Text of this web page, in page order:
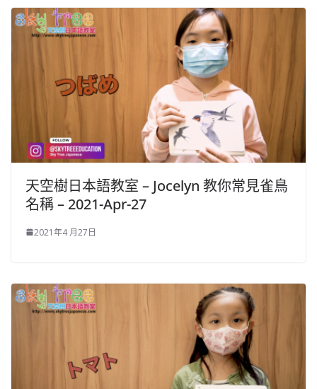
天空樹日本語教室 – Jocelyn 教你常見雀鳥
名稱 – 2021-Apr-27
2021年4 月27日